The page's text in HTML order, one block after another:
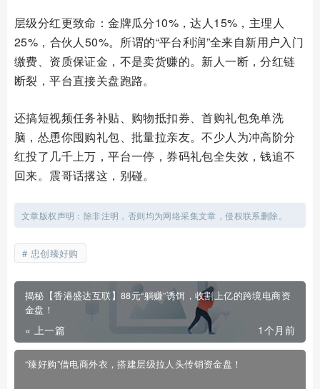
层级分红更致命：金牌瓜分10%，达人15%，主理人
25%，合伙人50%。所谓的“平台利润”全来自新用户入门
缴费、资质保证金，不是卖货赚的。新人一断，分红链
断裂，平台直接关盘跑路。
还搞短视频任务补贴、购物抵扣券、首购礼包免单洗
脑，怂恿你囤购礼包、批量拉亲友。不少人为冲高阶分
红投了几千上万，平台一停，券码礼包全失效，钱追不
回来。震哥话撂这，别碰。
文章版权声明：除非注明，否则均为网络采集文章，侵权联系删除。
忠创臻好购
揭秘【香港盛达互联】88元“躺赚”诱饵，收割上亿的跨境电商资
金盘！
« 上一篇 1个月前
“臻好购”借电商外衣，搭建层级拉人头传销资金盘！